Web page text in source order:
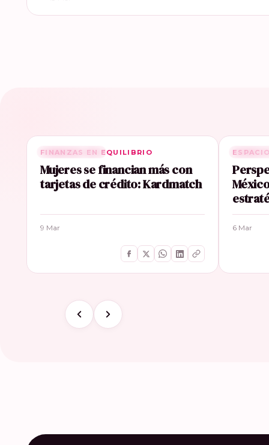
RELACIONADA
FINANZAS EN EQUILIBRIO
Mujeres se financian más con
tarjetas de crédito: Kardmatch
9 Mar 6 Mar